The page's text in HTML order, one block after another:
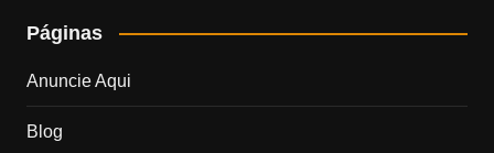
Páginas
Anuncie Aqui
Blog